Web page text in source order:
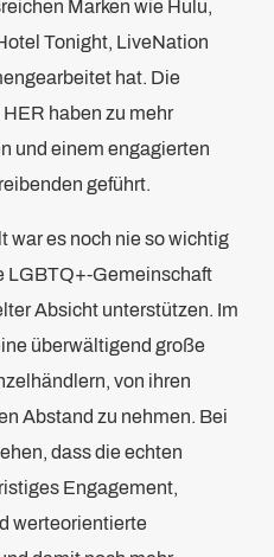
Marken wie Hulu,
Tonight, LiveNation
hat. Die
haben zu mehr
und einem engagierten
geführt.
war es noch nie so wichtig
LGBTQ+-Gemeinschaft
Absicht unterstützen. Im
überwältigend große
von ihren
Abstand zu nehmen. Bei
dass die echten
Engagement,
werteorientierte